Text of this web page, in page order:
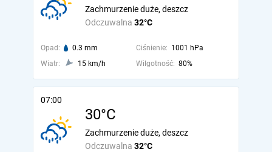
Odczuwalna 32°C
Zachmurzenie duże, deszcz
Opad: 0.3 mm Ciśnienie: 1001 hPa
Wiatr:
15 km/h Wilgotność: 80%
07:00
30°C
Odczuwalna 32°C
Zachmurzenie duże, deszcz